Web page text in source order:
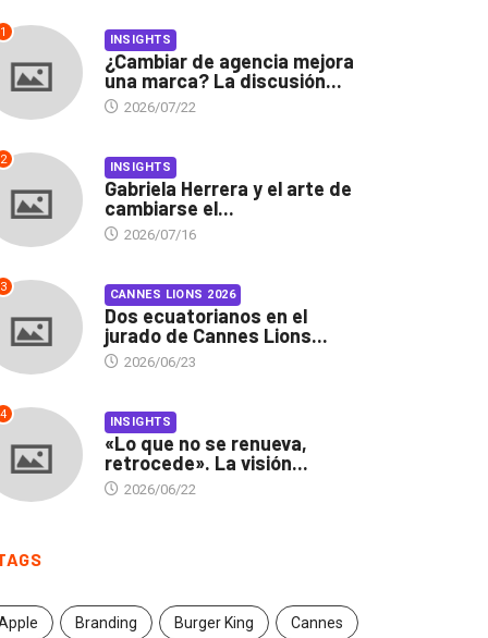
1 INSIGHTS
¿Cambiar de agencia mejora
una marca? La discusión...
2026/07/22
2 INSIGHTS
Gabriela Herrera y el arte de
cambiarse el...
2026/07/16
3 CANNES LIONS 2026
Dos ecuatorianos en el
jurado de Cannes Lions...
2026/06/23
4 INSIGHTS
«Lo que no se renueva,
retrocede». La visión...
2026/06/22
Branding Burger King Cannes